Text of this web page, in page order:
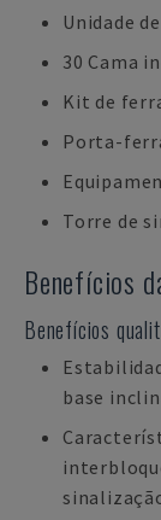
Unidade
30 Cama
Kit de
Porta-
Torre de
Benefícios
Benefícios
base